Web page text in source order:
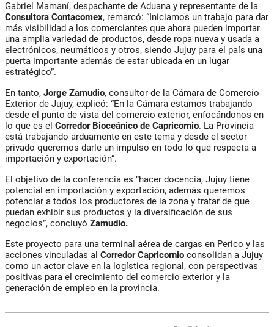
Gabriel Mamaní, despachante de Aduana y representante de la
Consultora Contacomex, remarcó: “Iniciamos un trabajo para dar
más visibilidad a los comerciantes que ahora pueden importar
una amplia variedad de productos, desde ropa nueva y usada a
electrónicos, neumáticos y otros, siendo Jujuy para el país una
puerta importante además de estar ubicada en un lugar
estratégico”.
En tanto, Jorge Zamudio, consultor de la Cámara de Comercio
Exterior de Jujuy, explicó: “En la Cámara estamos trabajando
desde el punto de vista del comercio exterior, enfocándonos en
lo que es el Corredor Bioceánico de Capricornio. La Provincia
está trabajando arduamente en este tema y desde el sector
privado queremos darle un impulso en todo lo que respecta a
importación y exportación”.
El objetivo de la conferencia es “hacer docencia, Jujuy tiene
potencial en importación y exportación, además queremos
potenciar a todos los productores de la zona y tratar de que
puedan exhibir sus productos y la diversificación de sus
negocios”, concluyó Zamudio.
Este proyecto para una terminal aérea de cargas en Perico y las
acciones vinculadas al Corredor Capricornio consolidan a Jujuy
como un actor clave en la logística regional, con perspectivas
positivas para el crecimiento del comercio exterior y la
generación de empleo en la provincia.